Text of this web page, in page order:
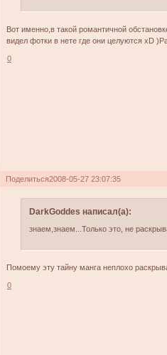
Вот именно,в такой романтичной
видел фотки в нете где они целуются xD
0
Поделиться2008-05-27 23:07:35
DarkGoddes написал(а):
знаем,знаем...Только это, не
Помоему эту тайну манга неплохо
0